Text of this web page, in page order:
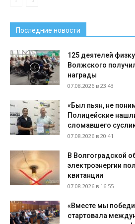
Последние новости
125 деятелей
Волжского
награды
07.08.2026 в 23:43
«Был пьян, не
Полицейские
сломавшего
07.08.2026 в 20:41
В Волгоградской
электроэнергии
квитанции
07.08.2026 в 16:55
«Вместе мы
стартовала